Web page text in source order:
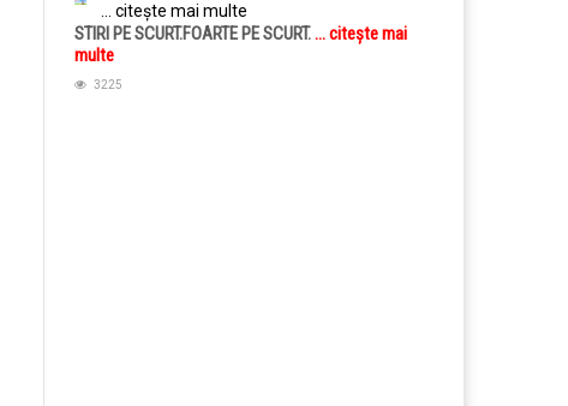
... citește mai multe
STIRI PE SCURT.FOARTE PE SCURT.... citește mai
multe
3225